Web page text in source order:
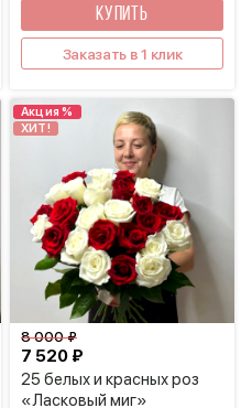
КУПИТЬ
Заказать в 1 клик
Акция %
ХИТ!
25 белых и красных роз
«Ласковый миг»
7 520 ₽
8 000 ₽